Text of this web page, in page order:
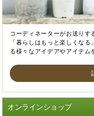
コーディネーターがお送りす
「暮らしはもっと楽しくな
る様々なアイデアやアイテム
オンラインショップ